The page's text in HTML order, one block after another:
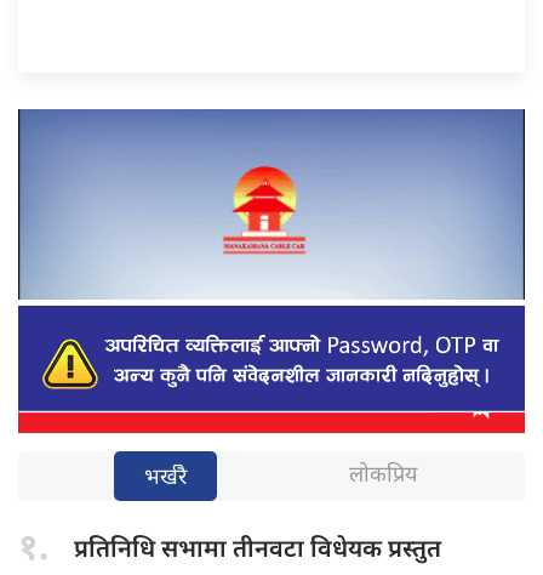
भर्खरै लोकप्रिय
१. प्रतिनिधि सभामातीनवटा विधेयक प्रस्तुत